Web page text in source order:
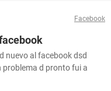
Facebook
nuevo al facebook dsd
problema d pronto fui a